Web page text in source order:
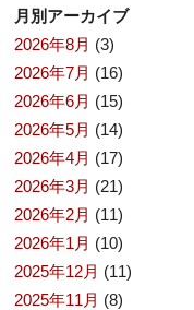
月別アーカイブ
2026年8月 (3)
2026年7月 (16)
2026年6月 (15)
2026年5月 (14)
2026年4月 (17)
2026年3月 (21)
2026年2月 (11)
2026年1月 (10)
2025年12月 (11)
2025年11月 (8)